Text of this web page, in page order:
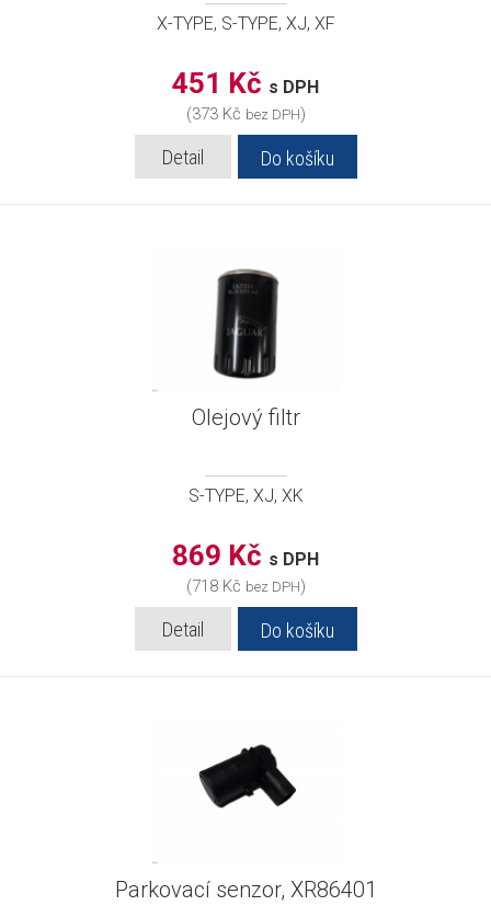
X-TYPE, S-TYPE, XJ, XF
451 Kč s DPH
(373 Kč bez DPH)
Detail Do košíku
Olejový filtr
S-TYPE, XJ, XK
869 Kč s DPH
(718 Kč bez DPH)
Detail Do košíku
Parkovací senzor, XR86401